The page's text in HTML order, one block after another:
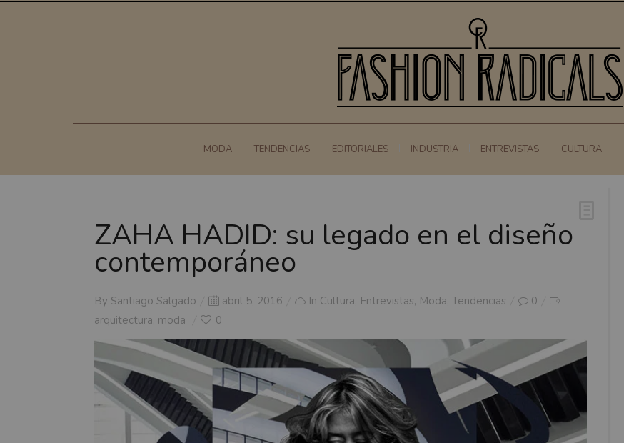
MODA TENDENCIAS EDITORIALES INDUSTRIA ENTREVISTAS CULTURA
ZAHA HADID: su legado en el diseño
contemporáneo
By Santiago Salgado
Posted
abril 5, 2016 In Cultura, Entrevistas, Moda, Tendencias
0
arquitectura, moda 0